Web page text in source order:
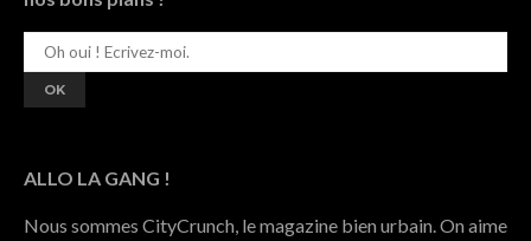
ALLO LA GANG !
Nous sommes CityCrunch, le magazine bien urbain. On aime